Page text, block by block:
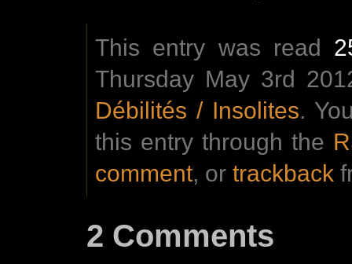
This entry was read
Thursday May 3rd
Débilités / Insolites.
this entry through the
comment, or trackback
2 Comments